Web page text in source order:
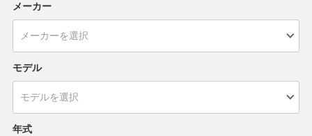
メーカー
モデル
年式